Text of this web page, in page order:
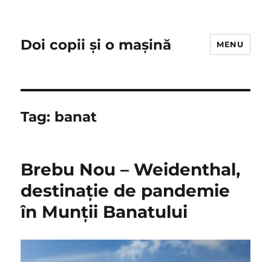
Doi copii și o mașină MENU
Tag: banat
Brebu Nou – Weidenthal,
destinație de pandemie
în Munții Banatului